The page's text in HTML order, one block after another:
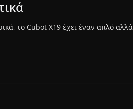
το Cubot X19 έχει έναν απλό αλλά